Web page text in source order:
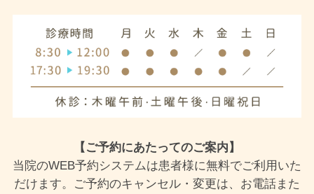
【ご予約にあたってのご案内】
当院のWEB予約システムは患者様に無料でご利用いた
だけます。ご予約のキャンセル・変更は、お電話また